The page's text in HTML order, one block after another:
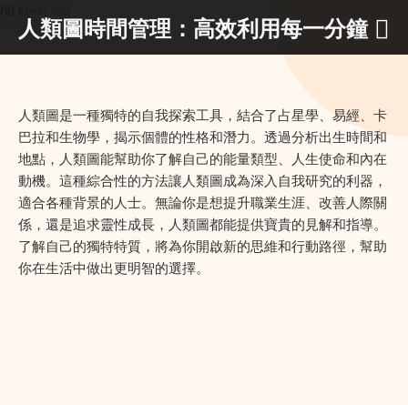
人類圖時間管理：高效利用每一分鐘
人類圖是一種獨特的自我探索工具，結合了占星學、易經、卡
巴拉和生物學，揭示個體的性格和潛力。透過分析出生時間和
地點，人類圖能幫助你了解自己的能量類型、人生使命和內在
動機。這種綜合性的方法讓人類圖成為深入自我研究的利器，
適合各種背景的人士。無論你是想提升職業生涯、改善人際關
係，還是追求靈性成長，人類圖都能提供寶貴的見解和指導。
了解自己的獨特特質，將為你開啟新的思維和行動路徑，幫助
你在生活中做出更明智的選擇。